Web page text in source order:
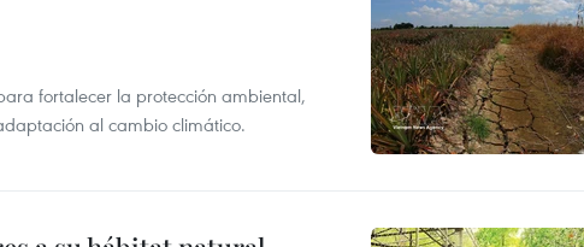
fortalecer la protección ambiental,
al cambio climático.